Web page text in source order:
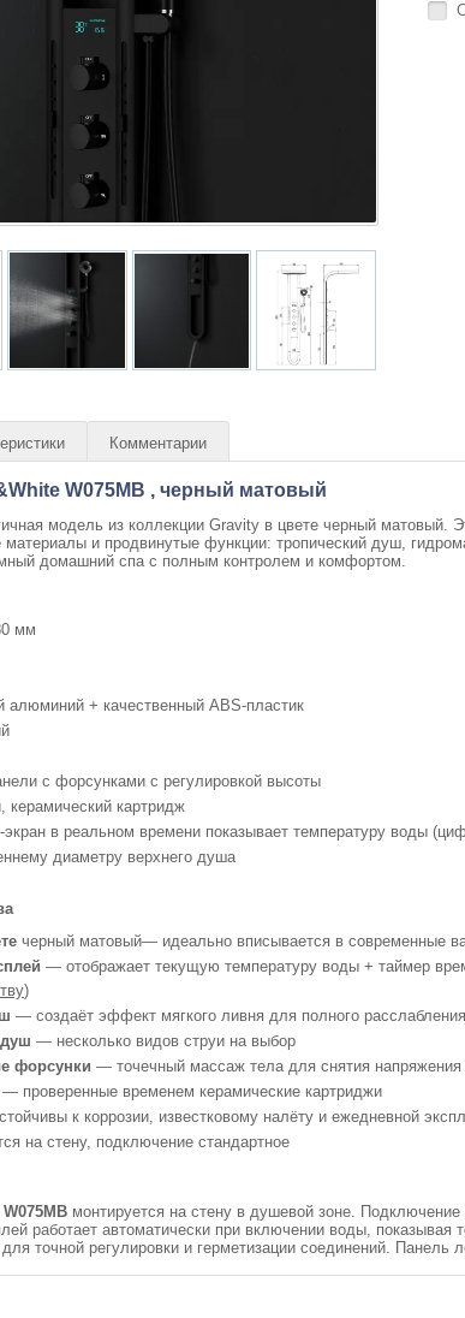
Комментарии
W075MB , черный матовый
модель из коллекции Gravity в цвете черный матовый.
материалы и продвинутые функции: тропический душ,
домашний спа с полным контролем и комфортом.
мм
алюминий + качественный ABS-пластик
с форсунками с регулировкой высоты
керамический картридж
экран в реальном времени показывает температуру воды
диаметру верхнего душа
черный матовый— идеально вписывается в современные
— отображает текущую температуру воды + таймер
)
— создаёт эффект мягкого ливня для полного расслабления
— несколько видов струи на выбор
форсунки — точечный массаж тела для снятия напряжения
— проверенные временем керамические картриджи
к коррозии, известковому налёту и ежедневной
на стену, подключение стандартное
W075MB монтируется на стену в душевой зоне.
работает автоматически при включении воды,
точной регулировки и герметизации соединений. Панель